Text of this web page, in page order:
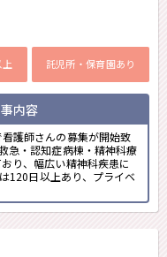
託児所・保育園あり
内容
護師さんの募集が開始致
急・認知症病棟・精神科療
り、幅広い精神科疾患に
120日以上あり、プライベ